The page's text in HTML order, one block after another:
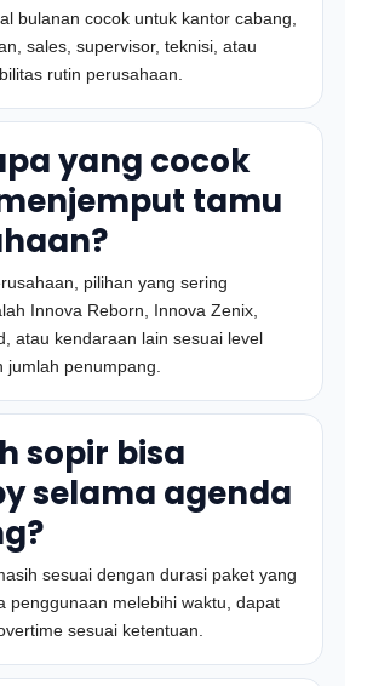
bulanan cocok untuk kantor cabang,
sales, supervisor, teknisi, atau
rutin perusahaan.
yang cocok
tamu
pilihan yang sering
Innova Reborn, Innova Zenix,
atau kendaraan lain sesuai level
jumlah penumpang.
sopir bisa
selama agenda
sesuai dengan durasi paket yang
penggunaan melebihi waktu, dapat
sesuai ketentuan.